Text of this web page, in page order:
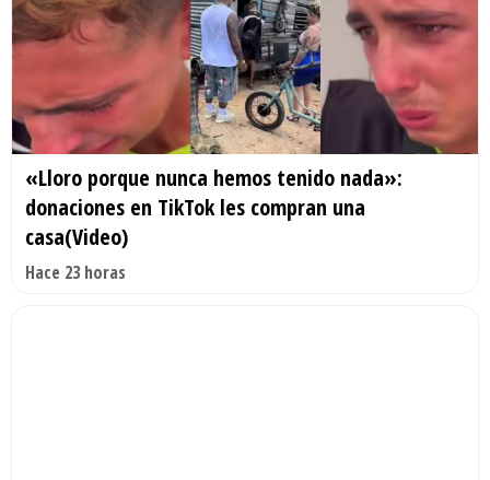
«Lloro porque nunca hemos tenido nada»:
donaciones en TikTok les compran una
casa(Video)
Hace 23 horas